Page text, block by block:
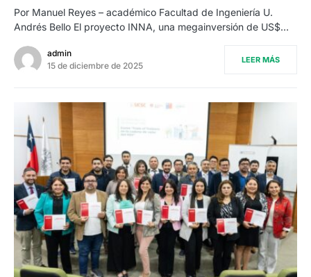
Por Manuel Reyes – académico Facultad de Ingeniería U.
Andrés Bello El proyecto INNA, una megainversión de US$…
admin
15 de diciembre de 2025
LEER MÁS